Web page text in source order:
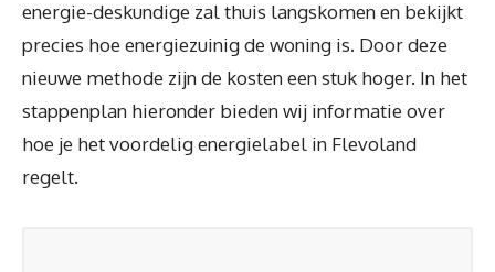
energie-deskundige zal thuis langskomen en bekijkt
precies hoe energiezuinig de woning is. Door deze
nieuwe methode zijn de kosten een stuk hoger. In het
stappenplan hieronder bieden wij informatie over
hoe je het voordelig energielabel in Flevoland
regelt.